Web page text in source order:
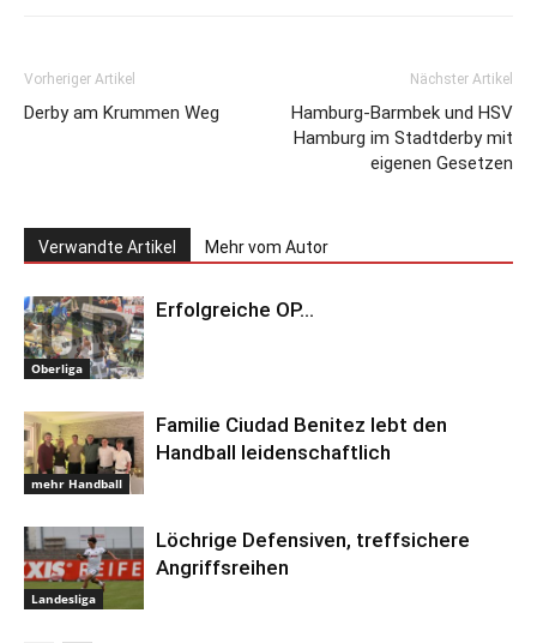
Vorheriger Artikel
Derby am Krummen Weg
Nächster Artikel
Hamburg-Barmbek und HSV
Hamburg im Stadtderby mit
eigenen Gesetzen
Verwandte Artikel Mehr vom Autor
Oberliga
Erfolgreiche OP…
mehr Handball
Familie Ciudad Benitez lebt den
Handball leidenschaftlich
Landesliga
Löchrige Defensiven, treffsichere
Angriffsreihen